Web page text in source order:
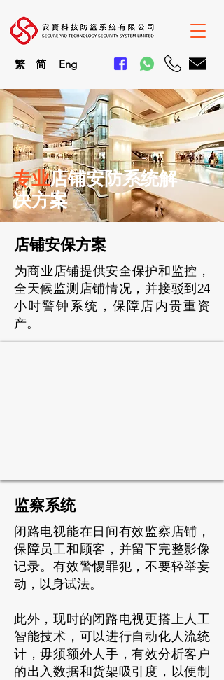
繁 简 Eng
专业店铺安防系统解
决方案
店铺安保方案
​为商业店铺提供安全保护和监控，
全天候监测店铺情况，并接驳到24
小时警钟系统，保障店内贵重资
产。
监察系统
闭路电视能在日间有效监察店铺，
保障员工和顾客，并留下完整影像
记录。有效警惕罪犯，不要轻举妄
动，以身试法。
此外，现时的闭路电视更搭上人工
智能技术，可以进行自动化人流统
计，毋须额外人手，有效分析客户
的出入数据和货架吸引度，以便制